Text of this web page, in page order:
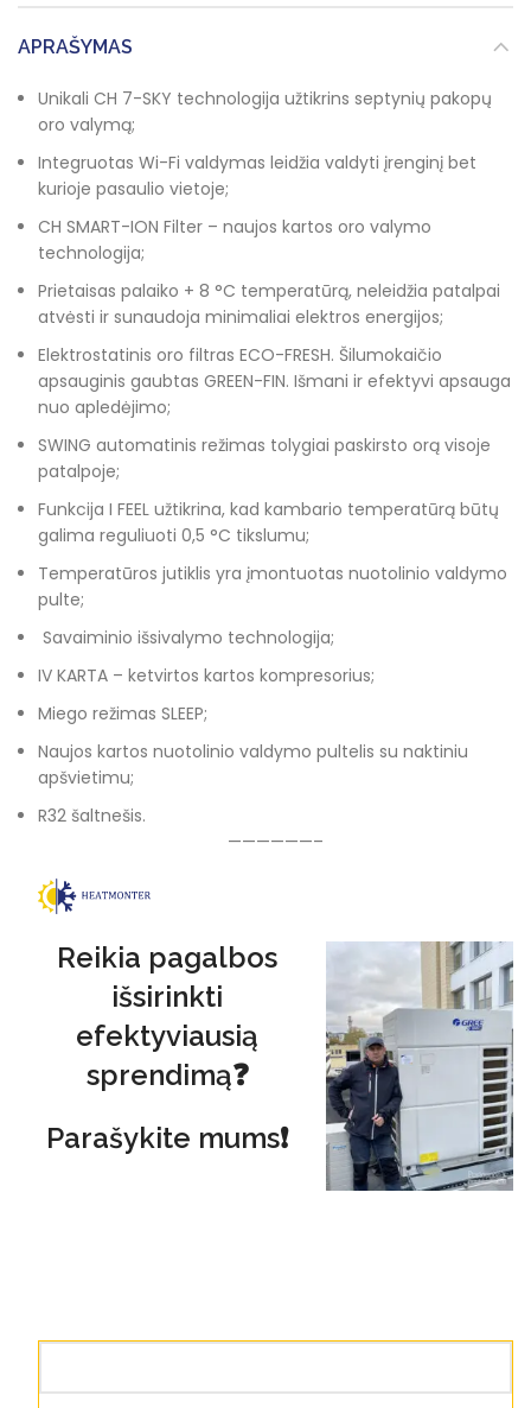
APRAŠYMAS
Unikali CH 7-SKY technologija užtikrins septynių pakopų
oro valymą;
Integruotas Wi-Fi valdymas leidžia valdyti įrenginį bet
kurioje pasaulio vietoje;
CH SMART-ION Filter – naujos kartos oro valymo
technologija;
Prietaisas palaiko + 8 °C temperatūrą, neleidžia patalpai
atvėsti ir sunaudoja minimaliai elektros energijos;
Elektrostatinis oro filtras ECO-FRESH. Šilumokaičio
apsauginis gaubtas GREEN-FIN. Išmani ir efektyvi apsauga
nuo apledėjimo;
SWING automatinis režimas tolygiai paskirsto orą visoje
patalpoje;
Funkcija I FEEL užtikrina, kad kambario temperatūrą būtų
galima reguliuoti 0,5 °C tikslumu;
Temperatūros jutiklis yra įmontuotas nuotolinio valdymo
pulte;
Savaiminio išsivalymo technologija;
IV KARTA – ketvirtos kartos kompresorius;
Miego režimas SLEEP;
Naujos kartos nuotolinio valdymo pultelis su naktiniu
apšvietimu;
R32 šaltnešis.
——————–
Reikia pagalbos
išsirinkti
efektyviausią
sprendimą❓
Parašykite mums❗